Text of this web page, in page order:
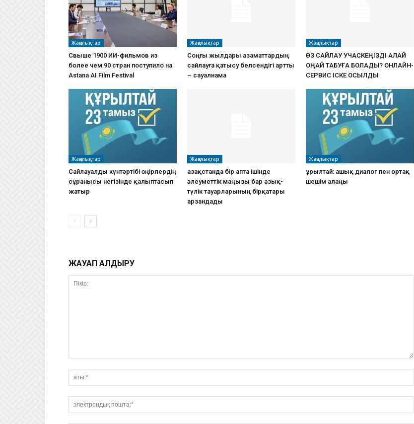
Жаңалықтар
Свыше 1900 ИИ-фильмов из
более чем 90 стран поступило на
Astana AI Film Festival
Жаңалықтар
Соңғы жылдары азаматтардың
сайлауға қатысу белсендігі артты
– сауалнама
Жаңалықтар
ӨЗ САЙЛАУ УЧАСКЕҢІЗДІ ҚАЛАЙ
ОҢАЙ ТАБУҒА БОЛАДЫ? ОНЛАЙН-
СЕРВИС ІСКЕ ҚОСЫЛДЫ
Жаңалықтар
Сайлауалды күнтәртібі өңірлердің
сұранысы негізінде қалыптасып
жатыр
Жаңалықтар
Қазақстанда бір апта ішінде
әлеуметтік маңызы бар азық-
түлік тауарларының бірқатары
арзандады
Жаңалықтар
Құрылтай: ашық диалог пен ортақ
шешім алаңы
ЖАУАП ҚАЛДЫРУ